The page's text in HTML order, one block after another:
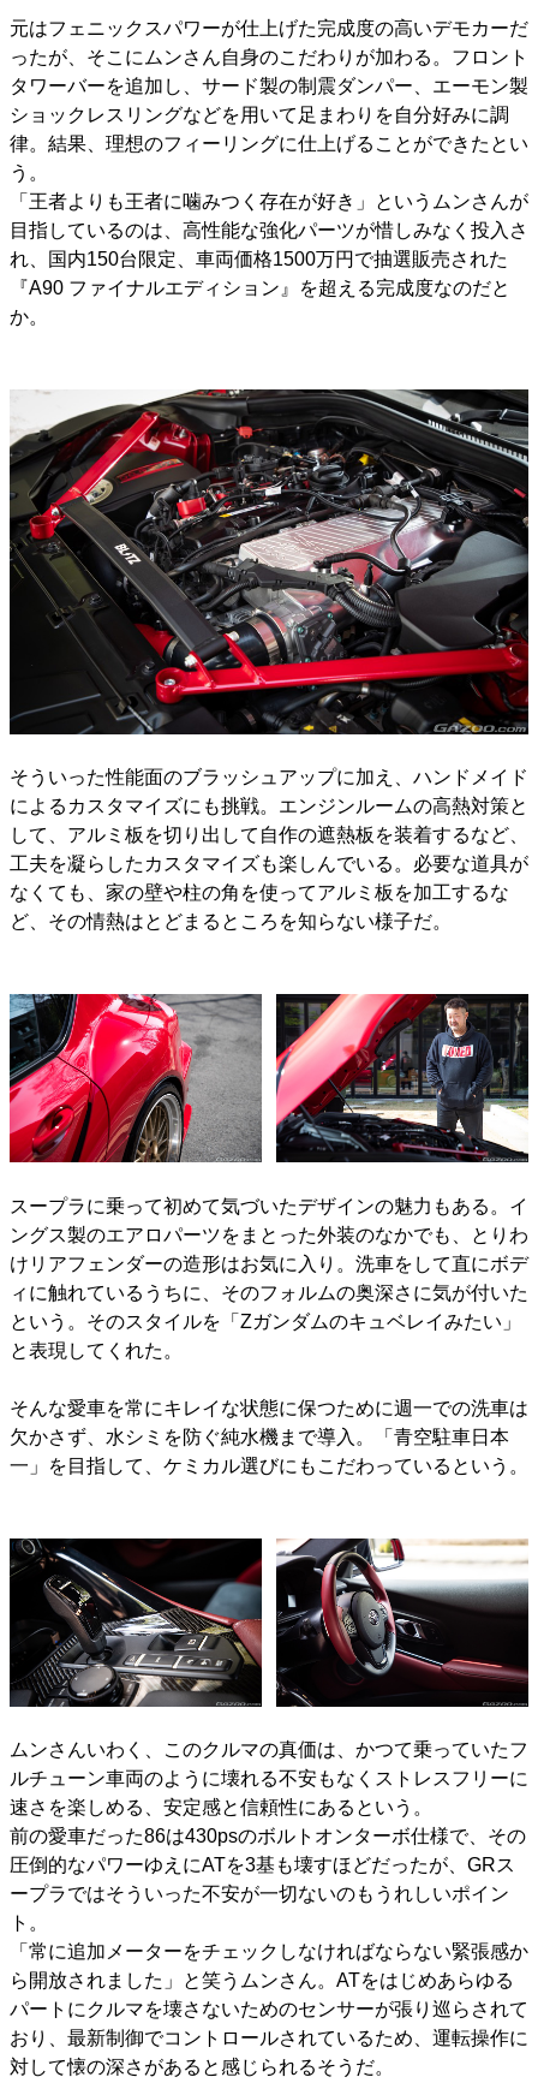
元はフェニックスパワーが仕上げた完成度の高いデモカーだ
ったが、そこにムンさん自身のこだわりが加わる。フロント
タワーバーを追加し、サード製の制震ダンパー、エーモン製
ショックレスリングなどを用いて足まわりを自分好みに調
律。結果、理想のフィーリングに仕上げることができたとい
う。
「王者よりも王者に噛みつく存在が好き」というムンさんが
目指しているのは、高性能な強化パーツが惜しみなく投入さ
れ、国内150台限定、車両価格1500万円で抽選販売された
『A90 ファイナルエディション』を超える完成度なのだと
か。
そういった性能面のブラッシュアップに加え、ハンドメイド
によるカスタマイズにも挑戦。エンジンルームの高熱対策と
して、アルミ板を切り出して自作の遮熱板を装着するなど、
工夫を凝らしたカスタマイズも楽しんでいる。必要な道具が
なくても、家の壁や柱の角を使ってアルミ板を加工するな
ど、その情熱はとどまるところを知らない様子だ。
スープラに乗って初めて気づいたデザインの魅力もある。イ
ングス製のエアロパーツをまとった外装のなかでも、とりわ
けリアフェンダーの造形はお気に入り。洗車をして直にボデ
ィに触れているうちに、そのフォルムの奥深さに気が付いた
という。そのスタイルを「Zガンダムのキュベレイみたい」
と表現してくれた。
そんな愛車を常にキレイな状態に保つために週一での洗車は
欠かさず、水シミを防ぐ純水機まで導入。「青空駐車日本
一」を目指して、ケミカル選びにもこだわっているという。
ムンさんいわく、このクルマの真価は、かつて乗っていたフ
ルチューン車両のように壊れる不安もなくストレスフリーに
速さを楽しめる、安定感と信頼性にあるという。
前の愛車だった86は430psのボルトオンターボ仕様で、その
圧倒的なパワーゆえにATを3基も壊すほどだったが、GRス
ープラではそういった不安が一切ないのもうれしいポイン
ト。
「常に追加メーターをチェックしなければならない緊張感か
ら開放されました」と笑うムンさん。ATをはじめあらゆる
パートにクルマを壊さないためのセンサーが張り巡らされて
おり、最新制御でコントロールされているため、運転操作に
対して懐の深さがあると感じられるそうだ。